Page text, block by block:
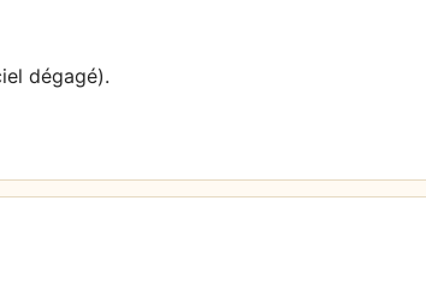
dégagé).